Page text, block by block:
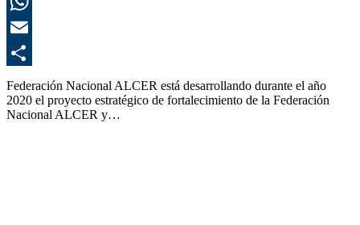
Federación Nacional ALCER está desarrollando durante el año
2020 el proyecto estratégico de fortalecimiento de la Federación
Nacional ALCER y…